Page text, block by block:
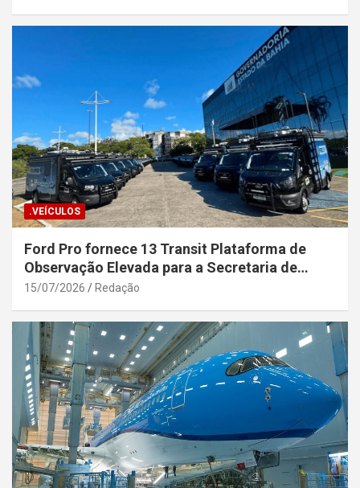
.VEÍCULOS
Ford Pro fornece 13 Transit Plataforma de
Observação Elevada para a Secretaria de
Segurança Pública da Bahia
15/07/2026 Redação